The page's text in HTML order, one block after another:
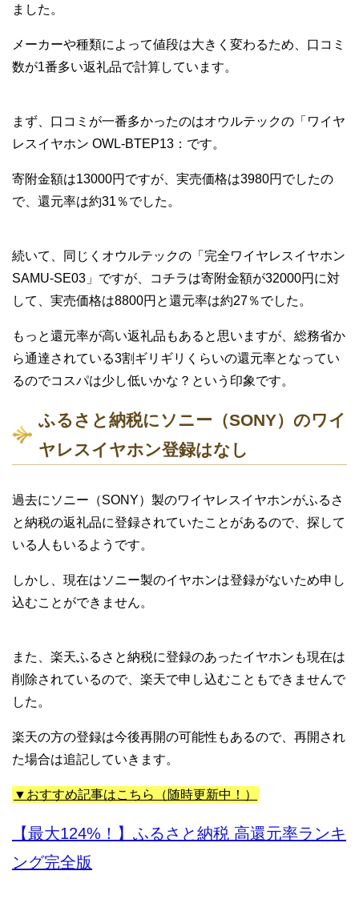
ました。
メーカーや種類によって値段は大きく変わるため、口コミ
数が1番多い返礼品で計算しています。
まず、口コミが一番多かったのはオウルテックの「ワイヤ
レスイヤホン OWL-BTEP13：です。
寄附金額は13000円ですが、実売価格は3980円でしたの
で、還元率は約31％でした。
続いて、同じくオウルテックの「完全ワイヤレスイヤホン
SAMU-SE03」ですが、コチラは寄附金額が32000円に対
して、実売価格は8800円と還元率は約27％でした。
もっと還元率が高い返礼品もあると思いますが、総務省か
ら通達されている3割ギリギリくらいの還元率となってい
るのでコスパは少し低いかな？という印象です。
ふるさと納税にソニー（SONY）のワイ
ヤレスイヤホン登録はなし
過去にソニー（SONY）製のワイヤレスイヤホンがふるさ
と納税の返礼品に登録されていたことがあるので、探して
いる人もいるようです。
しかし、現在はソニー製のイヤホンは登録がないため申し
込むことができません。
また、楽天ふるさと納税に登録のあったイヤホンも現在は
削除されているので、楽天で申し込むこともできませんで
した。
楽天の方の登録は今後再開の可能性もあるので、再開され
た場合は追記していきます。
▼おすすめ記事はこちら（随時更新中！）
【最大124%！】ふるさと納税 高還元率ランキ
ング完全版